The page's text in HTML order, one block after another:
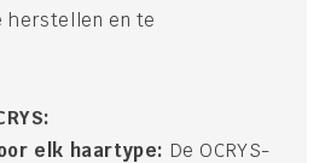
herstellen en te
elk haartype: De OCRYS-